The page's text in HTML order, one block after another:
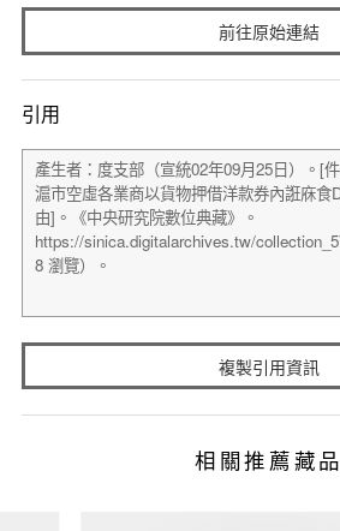
前往原始連結
引用
複製引用資訊
相關推薦藏品